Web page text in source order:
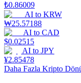
Staking
Yüksek getiri ve
₺0.86009
AI to KRW
₩25.57188
AI to CAD
$0.02515
AI to JPY
¥2.85478
Daha Fazla Kripto